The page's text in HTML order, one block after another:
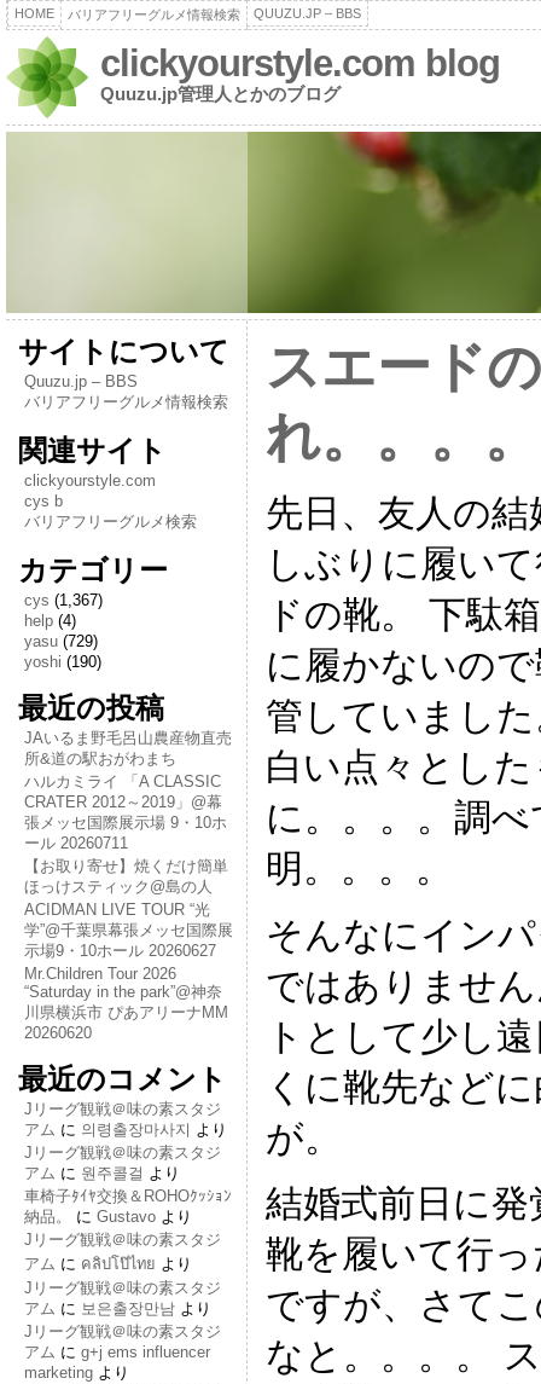
HOME バリアフリーグルメ情報検索 QUUZU.JP – BBS
clickyourstyle.com blog
Quuzu.jp管理人とかのブログ
サイトについて
Quuzu.jp – BBS
バリアフリーグルメ情報検索
関連サイト
clickyourstyle.com
cys b
バリアフリーグルメ検索
カテゴリー
cys (1,367)
help(4)
yasu(729)
yoshi (190)
最近の投稿
JAいるま野毛呂山農産物直売
所&道の駅おがわまち
ハルカミライ 「A CLASSIC
CRATER 2012～2019」@幕
張メッセ国際展示場 9・10ホ
ール 20260711
【お取り寄せ】焼くだけ簡単
ほっけスティック@島の人
ACIDMAN LIVE TOUR “光
学”@千葉県幕張メッセ国際展
示場9・10ホール 20260627
Mr.Children Tour 2026
“Saturday in the park”@神奈
川県横浜市 ぴあアリーナMM
20260620
最近のコメント
Jリーグ観戦＠味の素スタジ
アム に 의령출장마사지 より
Jリーグ観戦＠味の素スタジ
アム に 원주콜걸 より
車椅子ﾀｲﾔ交換＆ROHOｸｯｼｮﾝ
納品。
に Gustavoより
Jリーグ観戦＠味の素スタジ
アム に คลิปโป๊ไทย より
Jリーグ観戦＠味の素スタジ
アム に 보은출장만남より
Jリーグ観戦＠味の素スタジ
アム に g+j ems influencer
marketingより
スエード
れ。。。。
先日、友人の
しぶりに履い
ドの靴。 下駄
に履かないの
管していまし
白い点々とし
に。。。。調
明。。。。
そんなにイン
ではありませ
トとして少し
くに靴先など
が。
結婚式前日に
靴を履いて行
ですが、さて
なと。。。。